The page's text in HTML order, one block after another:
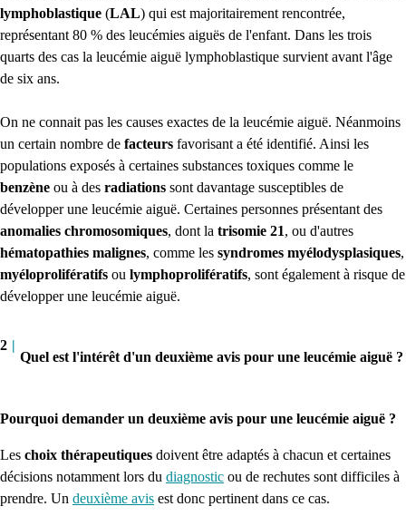
lymphoblastique (LAL) qui est majoritairement rencontrée,
représentant 80 % des leucémies aiguës de l'enfant. Dans les trois
quarts des cas la leucémie aiguë lymphoblastique survient avant l'âge
de six ans.
On ne connait pas les causes exactes de la leucémie aiguë. Néanmoins
un certain nombre de facteurs favorisant a été identifié. Ainsi les
populations exposés à certaines substances toxiques comme le
benzène ou à des radiations sont davantage susceptibles de
développer une leucémie aiguë. Certaines personnes présentant des
anomalies chromosomiques, dont la trisomie 21, ou d'autres
hématopathies malignes, comme les syndromes myélodysplasiques,
myéloprolifératifs ou lymphoprolifératifs, sont également à risque de
développer une leucémie aiguë.
2 |
Quel est l'intérêt d'un deuxième avis pour une leucémie aiguë ?
Pourquoi demander un deuxième avis pour une leucémie aiguë ?
Les choix thérapeutiques doivent être adaptés à chacun et certaines
décisions notamment lors du diagnostic ou de rechutes sont difficiles à
prendre. Un deuxième avis est donc pertinent dans ce cas.